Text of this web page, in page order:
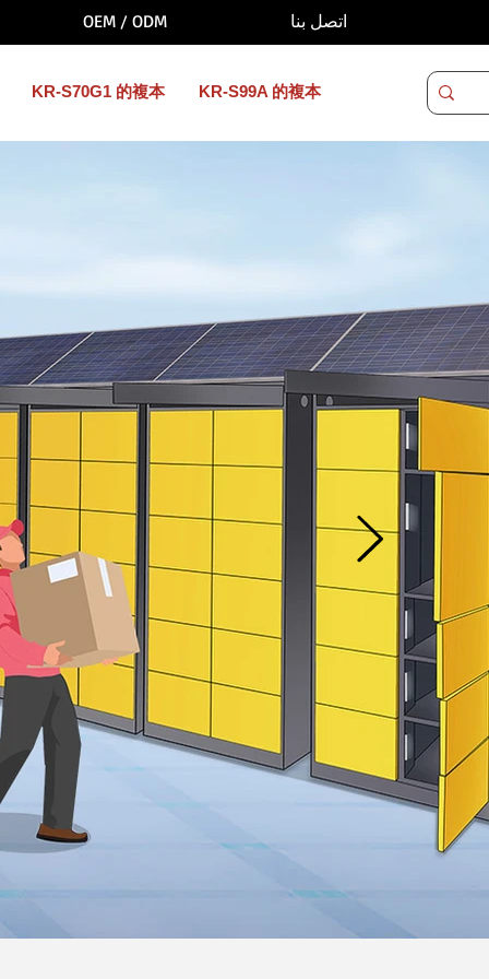
OEM / ODM اتصل بنا
KR-S70G1 的複本 KR-S99A 的複本